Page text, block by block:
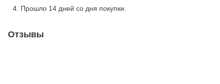
Прошло 14 дней со дня покупки.
Отзывы